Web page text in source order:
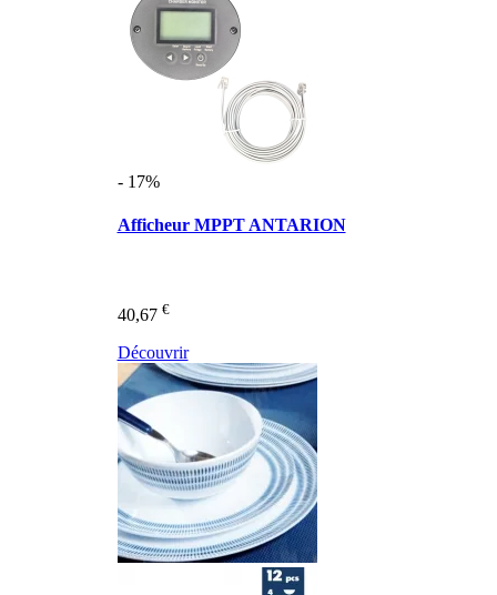
- 17%
Afficheur MPPT ANTARION
40,67 €
Découvrir